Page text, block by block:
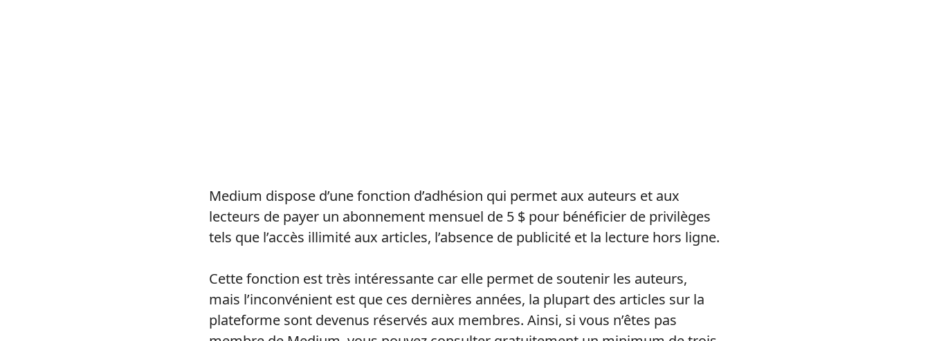
Medium dispose d’une fonction d’adhésion qui permet aux auteurs et aux
lecteurs de payer un abonnement mensuel de 5 $ pour bénéficier de privilèges
tels que l’accès illimité aux articles, l’absence de publicité et la lecture hors ligne.
Cette fonction est très intéressante car elle permet de soutenir les auteurs,
mais l’inconvénient est que ces dernières années, la plupart des articles sur la
plateforme sont devenus réservés aux membres. Ainsi, si vous n’êtes pas